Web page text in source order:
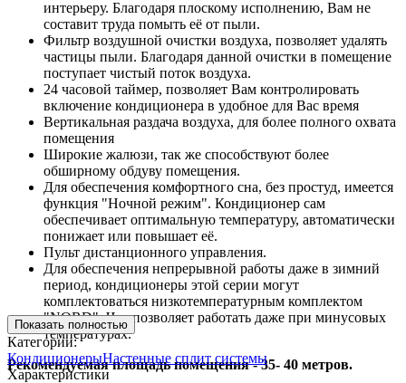
интерьеру. Благодаря плоскому исполнению, Вам не
составит труда помыть её от пыли.
Фильтр воздушной очистки воздуха, позволяет удалять
частицы пыли. Благодаря данной очистки в помещение
поступает чистый поток воздуха.
24 часовой таймер, позволяет Вам контролировать
включение кондиционера в удобное для Вас время
Вертикальная раздача воздуха, для более полного охвата
помещения
Широкие жалюзи, так же способствуют более
обширному обдуву помещения.
Для обеспечения комфортного сна, без простуд, имеется
функция "Ночной режим". Кондиционер сам
обеспечивает оптимальную температуру, автоматически
понижает или повышает её.
Пульт дистанционного управления.
Для обеспечения непрерывной работы даже в зимний
период, кондиционеры этой серии могут
комплектоваться низкотемпературным комплектом
"NORD". Что позволяет работать даже при минусовых
температурах.
Рекомендуемая площадь помещения - 35- 40 метров.
Показать полностью
Категории:
КондиционерыНастенные сплит системы
Характеристики